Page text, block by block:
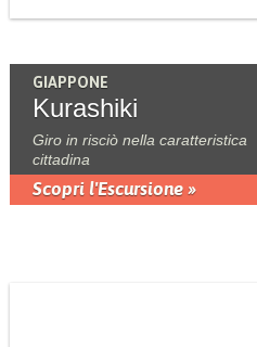
GIAPPONE
Kurashiki
Giro in risciò nella caratteristica
cittadina
Scopri l'Escursione »